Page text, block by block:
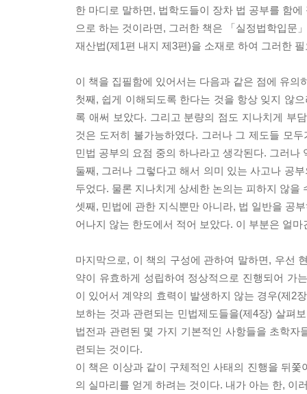
한 마디로 말하면, 법학도들이 장차 법 공부를 함
으로 하는 것이라면, 그러한 책은 「실정법학입문
재산법(제1편 내지 제3편)을 소재로 하여 그러한
이 책을 집필함에 있어서는 다음과 같은 점에 유의
첫째, 쉽게 이해되도록 한다는 것을 항상 잊지 않
록 애써 보았다. 그리고 분량의 점도 지나치게 부
것은 도저히 불가능하였다. 그러나 그 제도들 모
민법 공부의 요점 중의 하나라고 생각된다. 그러
둘째, 그러나 그렇다고 해서 의미 있는 사고나 공
두었다. 물론 지나치게 상세한 논의는 피하지 않
셋째, 민법에 관한 지식뿐만 아니라, 법 일반을 공
어나지 않는 한도에서 적어 보았다. 이 부분은 얼
마지막으로, 이 책의 구성에 관하여 말하면, 우선
약이 유효하게 성립하여 정상적으로 진행되어 가
이 있어서 계약의 효력이 발생하지 않는 경우(제2
보하는 것과 관련되는 민법제도들을(제4장) 살펴
법전과 관련된 몇 가지 기본적인 사항들을 초학
련되는 것이다.
이 책은 이상과 같이 구체적인 사태의 진행을 뒤
의 실마리를 얻게 하려는 것이다. 내가 아는 한, 이